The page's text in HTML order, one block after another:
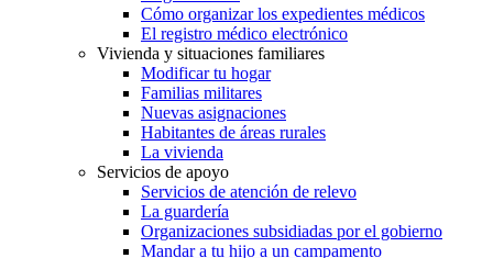
Cómo organizar los expedientes médicos
El registro médico electrónico
Vivienda y situaciones familiares
Modificar tu hogar
Familias militares
Nuevas asignaciones
Habitantes de áreas rurales
La vivienda
Servicios de apoyo
Servicios de atención de relevo
La guardería
Organizaciones subsidiadas por el gobierno
Mandar a tu hijo a un campamento